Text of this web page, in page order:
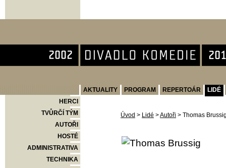
AKTUALITY PROGRAM REPERTOÁR
LIDÉ
HERCI
TVŮRČÍ TÝM
AUTOŘI
HOSTÉ
ADMINISTRATIVA
TECHNIKA
Úvod > Lidé >Autoři > Thomas